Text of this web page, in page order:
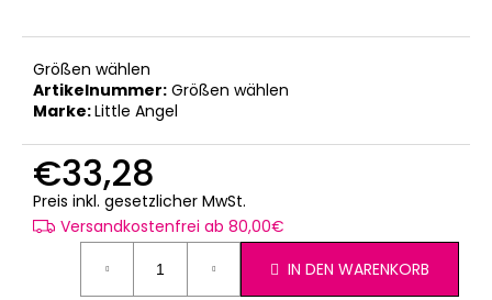
Größen wählen
Artikelnummer: Größen wählen
Marke:Little Angel
€33,28
Preis inkl. gesetzlicher MwSt.
Versandkostenfrei ab 80,00€
IN DEN WARENKORB